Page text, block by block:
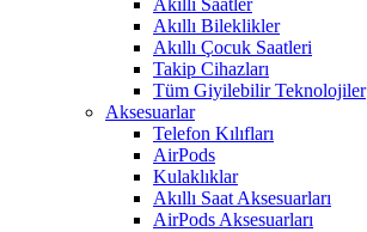
Akıllı Saatler
Akıllı Bileklikler
Akıllı Çocuk Saatleri
Takip Cihazları
Tüm Giyilebilir Teknolojiler
Aksesuarlar
Telefon Kılıfları
AirPods
Kulaklıklar
Akıllı Saat Aksesuarları
AirPods Aksesuarları